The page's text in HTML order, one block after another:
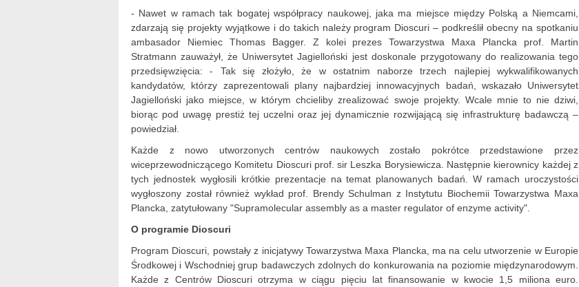
- Nawet w ramach tak bogatej współpracy naukowej, jaka ma miejsce między Polską a Niemcami,
zdarzają się projekty wyjątkowe i do takich należy program Dioscuri – podkreślił obecny na spotkaniu
ambasador Niemiec Thomas Bagger. Z kolei prezes Towarzystwa Maxa Plancka prof. Martin
Stratmann zauważył, że Uniwersytet Jagielloński jest doskonale przygotowany do realizowania tego
przedsięwzięcia: - Tak się złożyło, że w ostatnim naborze trzech najlepiej wykwalifikowanych
kandydatów, którzy zaprezentowali plany najbardziej innowacyjnych badań, wskazało Uniwersytet
Jagielloński jako miejsce, w którym chcieliby zrealizować swoje projekty. Wcale mnie to nie dziwi,
biorąc pod uwagę prestiż tej uczelni oraz jej dynamicznie rozwijającą się infrastrukturę badawczą –
powiedział.
Każde z nowo utworzonych centrów naukowych zostało pokrótce przedstawione przez
wiceprzewodniczącego Komitetu Dioscuri prof. sir Leszka Borysiewicza. Następnie kierownicy każdej z
tych jednostek wygłosili krótkie prezentacje na temat planowanych badań. W ramach uroczystości
wygłoszony został również wykład prof. Brendy Schulman z Instytutu Biochemii Towarzystwa Maxa
Plancka, zatytułowany "Supramolecular assembly as a master regulator of enzyme activity".
O programie Dioscuri
Program Dioscuri, powstały z inicjatywy Towarzystwa Maxa Plancka, ma na celu utworzenie w Europie
Środkowej i Wschodniej grup badawczych zdolnych do konkurowania na poziomie międzynarodowym.
Każde z Centrów Dioscuri otrzyma w ciągu pięciu lat finansowanie w kwocie 1,5 miliona euro.